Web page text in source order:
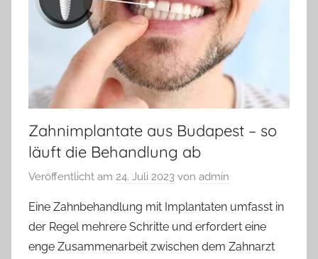
Zahnimplantate aus Budapest – so
läuft die Behandlung ab
Veröffentlicht am 24. Juli 2023 von admin
Eine Zahnbehandlung mit Implantaten umfasst in
der Regel mehrere Schritte und erfordert eine
enge Zusammenarbeit zwischen dem Zahnarzt